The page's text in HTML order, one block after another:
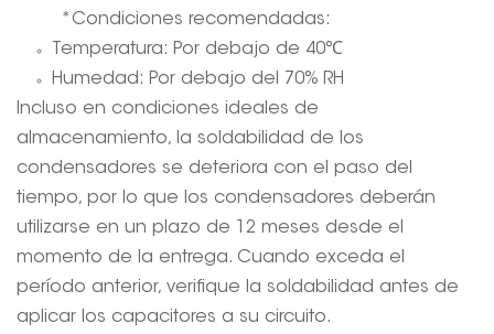
*Condiciones recomendadas:
Temperatura: Por debajo de 40℃
Humedad: Por debajo del 70% RH
Incluso en condiciones ideales de
almacenamiento, la soldabilidad de los
condensadores se deteriora con el paso del
tiempo, por lo que los condensadores deberán
utilizarse en un plazo de 12 meses desde el
momento de la entrega. Cuando exceda el
período anterior, verifique la soldabilidad antes de
aplicar los capacitores a su circuito.